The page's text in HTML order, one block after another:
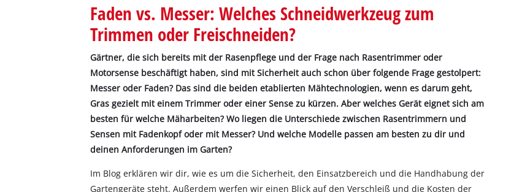
Faden vs. Messer: Welches Schneidwerkzeug zum
Trimmen oder Freischneiden?
Gärtner, die sich bereits mit der Rasenpflege und der Frage nach Rasentrimmer oder
Motorsense beschäftigt haben, sind mit Sicherheit auch schon über folgende Frage gestolpert:
Messer oder Faden? Das sind die beiden etablierten Mähtechnologien, wenn es darum geht,
Gras gezielt mit einem Trimmer oder einer Sense zu kürzen. Aber welches Gerät eignet sich am
besten für welche Mäharbeiten? Wo liegen die Unterschiede zwischen Rasentrimmern und
Sensen mit Fadenkopf oder mit Messer? Und welche Modelle passen am besten zu dir und
deinen Anforderungen im Garten?
Im Blog erklären wir dir, wie es um die Sicherheit, den Einsatzbereich und die Handhabung der
Gartengeräte steht. Außerdem werfen wir einen Blick auf den Verschleiß und die Kosten der